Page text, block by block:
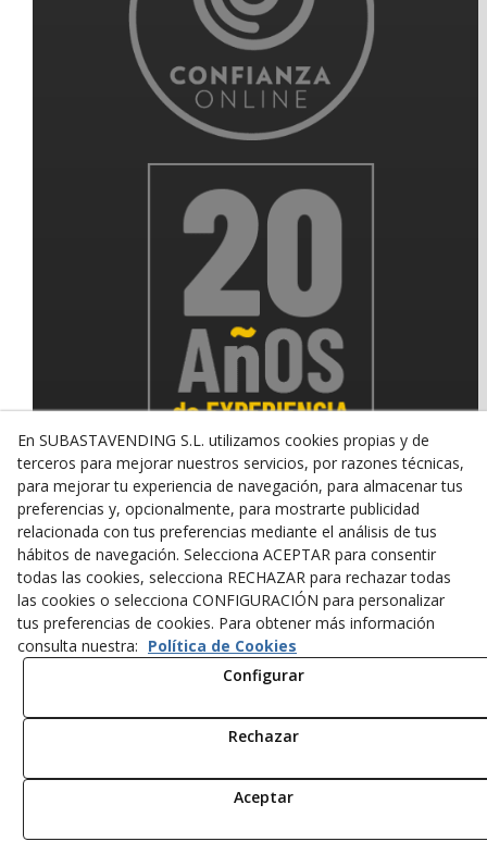
© 08/2026 SUBASTAVENDING SL - Todos los derechos
reservados.
Política de Privacidad Aviso Legal Política de Cookies
En SUBASTAVENDING S.L. utilizamos cookies propias y de
terceros para mejorar nuestros servicios, por razones técnicas,
para mejorar tu experiencia de navegación, para almacenar tus
preferencias y, opcionalmente, para mostrarte publicidad
relacionada con tus preferencias mediante el análisis de tus
hábitos de navegación. Selecciona ACEPTAR para consentir
todas las cookies, selecciona RECHAZAR para rechazar todas
las cookies o selecciona CONFIGURACIÓN para personalizar
tus preferencias de cookies. Para obtener más información
consulta nuestra: Política de Cookies
Configurar
Rechazar
Aceptar